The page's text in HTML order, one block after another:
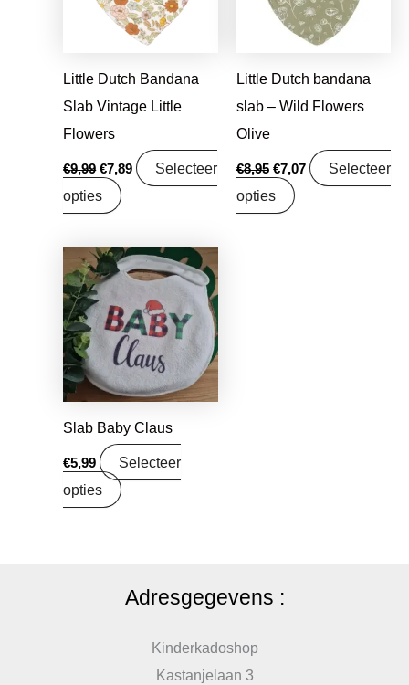
Little Dutch Bandana
Slab Vintage Little
Flowers
€9,99 €7,89
Selecteer
opties
Little Dutch bandana
slab – Wild Flowers
Olive
€8,95 €7,07
Selecteer
opties
Slab Baby Claus
€5,99
Selecteer
opties
Adresgegevens :
Kinderkadoshop
Kastanjelaan 3